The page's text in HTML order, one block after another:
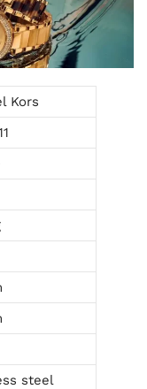
Kors
steel